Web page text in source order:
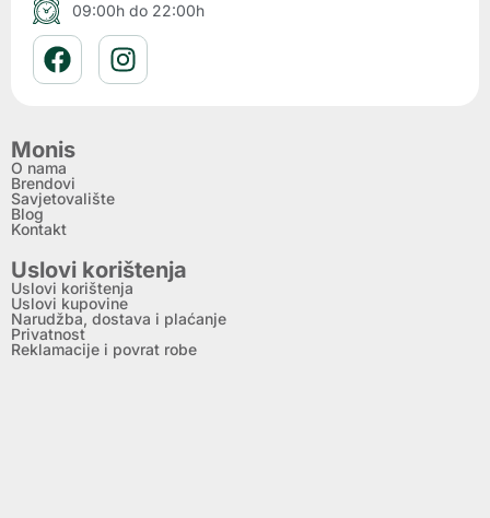
09:00h do 22:00h
Monis
O nama
Brendovi
Savjetovalište
Blog
Kontakt
Uslovi korištenja
Uslovi korištenja
Uslovi kupovine
Narudžba, dostava i plaćanje
Privatnost
Reklamacije i povrat robe